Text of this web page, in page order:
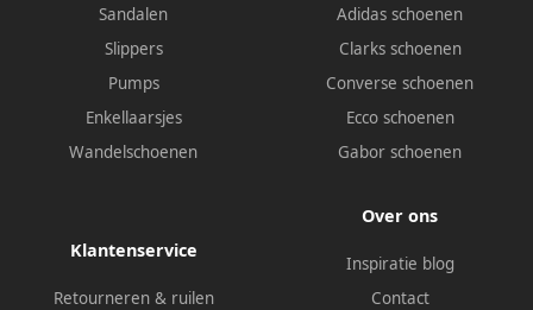
Sandalen
Slippers
Pumps
Enkellaarsjes
Wandelschoenen
Adidas schoenen
Clarks schoenen
Converse schoenen
Ecco schoenen
Gabor schoenen
Klantenservice
Retourneren & ruilen
Over ons
Inspiratie blog
Contact